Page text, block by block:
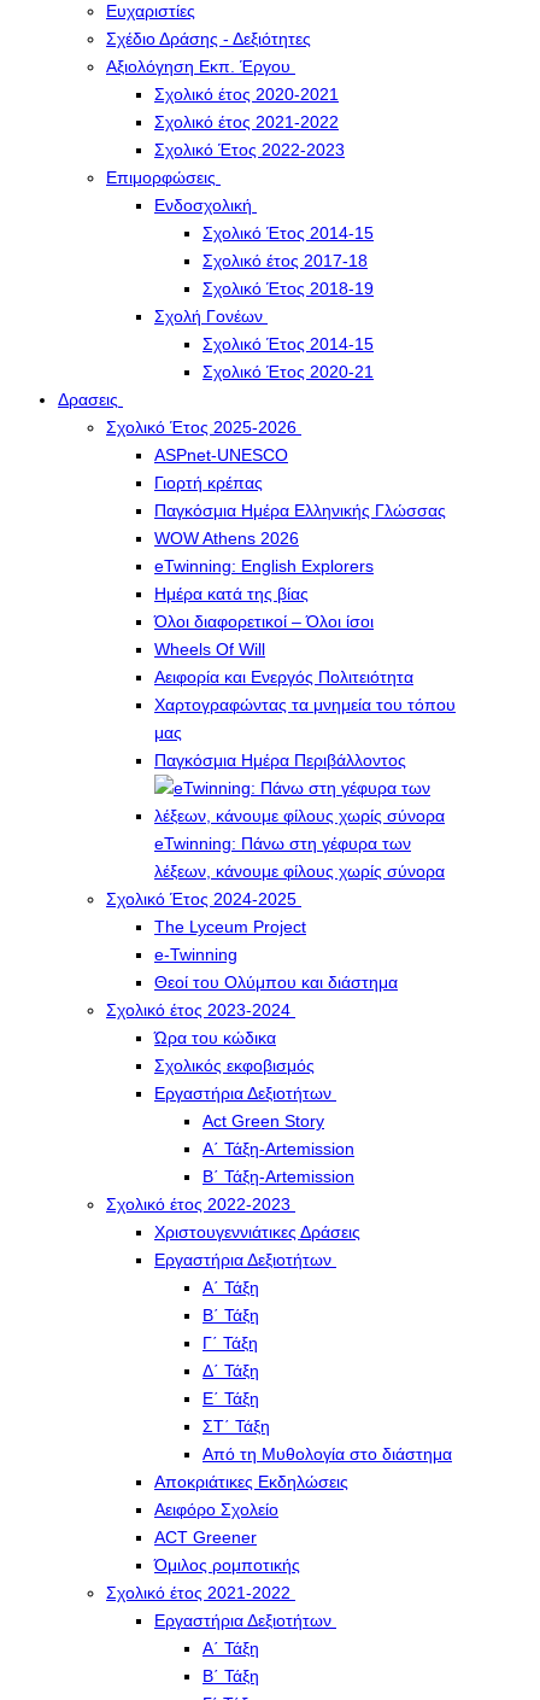
Ευχαριστίες
Σχέδιο Δράσης - Δεξιότητες
Αξιολόγηση Εκπ. Έργου
Σχολικό έτος 2020-2021
Σχολικό έτος 2021-2022
Σχολικό Έτος 2022-2023
Επιμορφώσεις
Ενδοσχολική
Σχολικό Έτος 2014-15
Σχολικό έτος 2017-18
Σχολικό Έτος 2018-19
Σχολή Γονέων
Σχολικό Έτος 2014-15
Σχολικό Έτος 2020-21
Δρασεις
Σχολικό Έτος 2025-2026
ASPnet-UNESCO
Γιορτή κρέπας
Παγκόσμια Ημέρα Ελληνικής Γλώσσας
WOW Athens 2026
eTwinning: English Explorers
Ημέρα κατά της βίας
Όλοι διαφορετικοί – Όλοι ίσοι
Wheels Of Will
Αειφορία και Ενεργός Πολιτειότητα
Χαρτογραφώντας τα μνημεία του τόπου
μας
Παγκόσμια Ημέρα Περιβάλλοντος
eTwinning: Πάνω στη γέφυρα των
λέξεων, κάνουμε φίλους χωρίς σύνορα
Σχολικό Έτος 2024-2025
The Lyceum Project
e-Twinning
Θεοί του Ολύμπου και διάστημα
Σχολικό έτος 2023-2024
Ώρα του κώδικα
Σχολικός εκφοβισμός
Εργαστήρια Δεξιοτήτων
Act Green Story
Α΄ Τάξη-Artemission
Β΄ Τάξη-Artemission
Σχολικό έτος 2022-2023
Χριστουγεννιάτικες Δράσεις
Εργαστήρια Δεξιοτήτων
Α΄ Τάξη
Β΄ Τάξη
Γ΄ Τάξη
Δ΄ Τάξη
Ε΄ Τάξη
ΣΤ΄ Τάξη
Από τη Μυθολογία στο διάστημα
Αποκριάτικες Εκδηλώσεις
Αειφόρο Σχολείο
ACT Greener
Όμιλος ρομποτικής
Σχολικό έτος 2021-2022
Εργαστήρια Δεξιοτήτων
Α΄ Τάξη
Β΄ Τάξη